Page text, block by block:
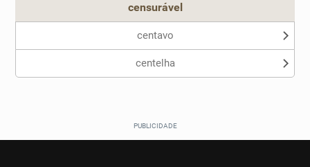
censurável
centavo
centelha